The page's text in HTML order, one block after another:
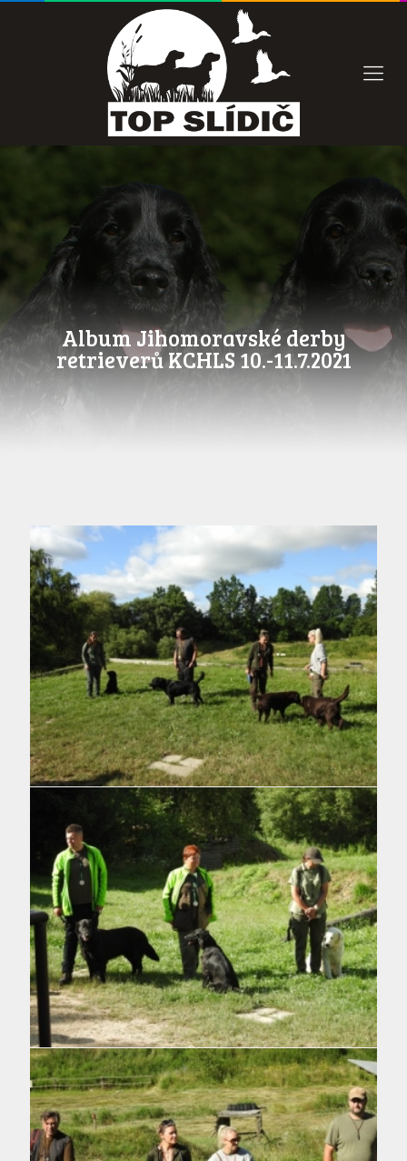
Album Jihomoravské derby
retrieverů KCHLS 10.-11.7.2021